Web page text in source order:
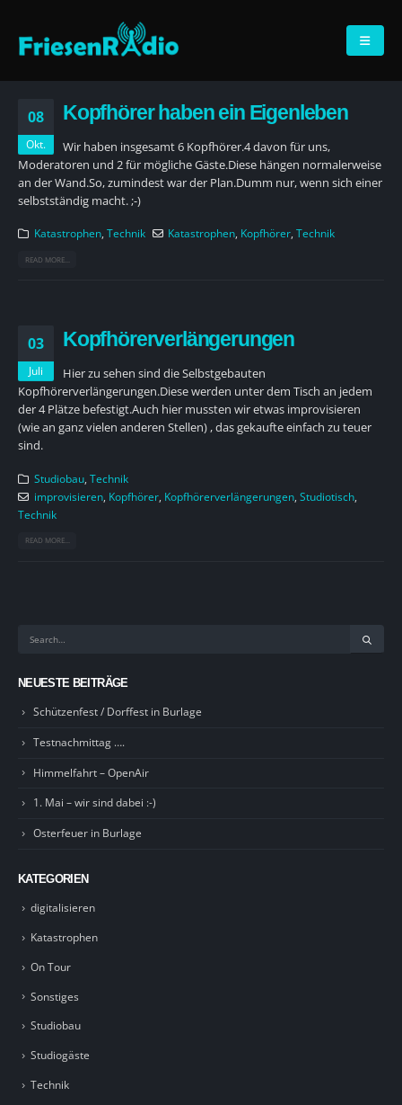
08
Okt.
Kopfhörer haben ein Eigenleben
Wir haben insgesamt 6 Kopfhörer.4 davon für uns,
Moderatoren und 2 für mögliche Gäste.Diese hängen normalerweise
an der Wand.So, zumindest war der Plan.Dumm nur, wenn sich einer
selbstständig macht. ;-)
Katastrophen, Technik Katastrophen, Kopfhörer,Technik
READ MORE...
03
Juli
Kopfhörerverlängerungen
Hier zu sehen sind die Selbstgebauten
Kopfhörerverlängerungen.Diese werden unter dem Tisch an jedem
der 4 Plätze befestigt.Auch hier mussten wir etwas improvisieren
(wie an ganz vielen anderen Stellen) , das gekaufte einfach zu teuer
sind.
Studiobau, Technik
improvisieren, Kopfhörer, Kopfhörerverlängerungen, Studiotisch,
Technik
READ MORE...
NEUESTE BEITRÄGE
Schützenfest / Dorffest in Burlage
Testnachmittag ….
Himmelfahrt – OpenAir
1. Mai – wir sind dabei :-)
Osterfeuer in Burlage
KATEGORIEN
digitalisieren
Katastrophen
On Tour
Sonstiges
Studiobau
Studiogäste
Technik